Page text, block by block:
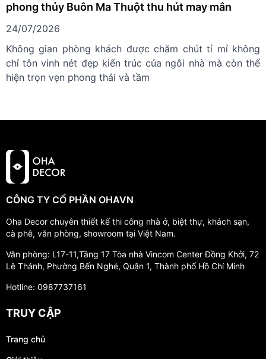
phong thủy Buôn Ma Thuột thu hút may mắn
24/07/2026
Không gian phòng khách được chăm chút tỉ mỉ không
chỉ tôn vinh nét đẹp kiến trúc của ngôi nhà mà còn thể
hiện trọn vẹn phong thái và tầm
CÔNG TY CỔ PHẦN OHAVN
Oha Decor chuyên thiết kế thi công nhà ở, biệt thự, khách sạn,
cà phê, văn phòng, showroom tại Việt Nam.
Văn phòng: L17-11,Tầng 17 Tòa nhà Vincom Center Đồng Khởi, 72
Lê Thánh, Phường Bến Nghé, Quận 1, Thành phố Hồ Chí Minh
Hotline: 0987737161
TRUY CẬP
Trang chủ